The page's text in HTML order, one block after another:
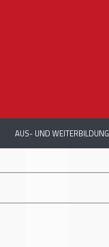
AUS- UND WEITERBILDUNG